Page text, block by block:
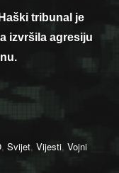
tribunal je
izvršila agresiju
,Svijet,Vijesti,Vojni